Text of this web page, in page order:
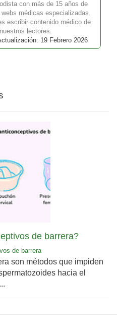
con más de 15 años de
médicas especializadas.
escribir contenido médico de
lectores.
19 Febrero 2026
de barrera?
de barrera
son métodos que impiden
hacia el